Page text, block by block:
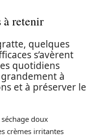
à retenir
quelques
s’avèrent
quotidiens
à
et à préserver le
doux
crèmes irritantes